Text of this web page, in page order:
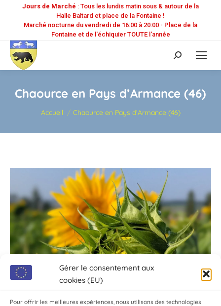
Gérer le consentement aux
cookies (EU)
Pour offrir les meilleures expériences, nous utilisons des technologies
Jours de Marché : Tous les lundis matin sous & autour de la
Halle Baltard et place de la Fontaine !
Marché nocturne du vendredi de 16:00 à 20:00 - Place de la
Fontaine et de l'échiquier TOUTE l'année
Recherche
:
Chaource en Pays d’Armance (46)
Vous êtes ici :
Accueil Chaource en Pays d’Armance (46)